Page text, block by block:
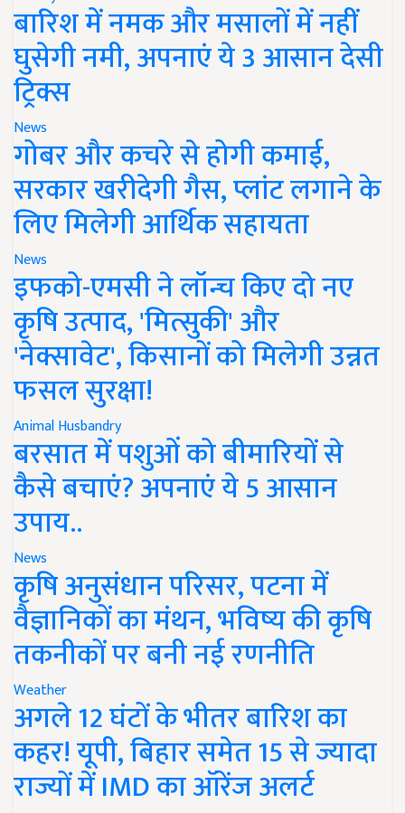
बारिश में नमक और मसालों में नहीं
घुसेगी नमी, अपनाएं ये 3 आसान देसी
ट्रिक्स
News
गोबर और कचरे से होगी कमाई,
सरकार खरीदेगी गैस, प्लांट लगाने के
लिए मिलेगी आर्थिक सहायता
News
इफको-एमसी ने लॉन्च किए दो नए
कृषि उत्पाद, 'मित्सुकी' और
'नेक्सावेट', किसानों को मिलेगी उन्नत
फसल सुरक्षा!
Animal Husbandry
बरसात में पशुओं को बीमारियों से
कैसे बचाएं? अपनाएं ये 5 आसान
उपाय..
News
कृषि अनुसंधान परिसर, पटना में
वैज्ञानिकों का मंथन, भविष्य की कृषि
तकनीकों पर बनी नई रणनीति
Weather
अगले 12 घंटों के भीतर बारिश का
कहर! यूपी, बिहार समेत 15 से ज्यादा
राज्यों में IMD का ऑरेंज अलर्ट